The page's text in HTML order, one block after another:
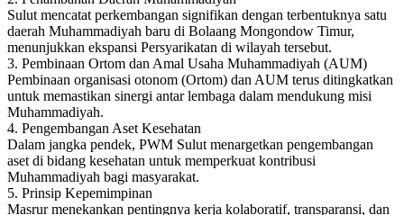
Sulut mencatat perkembangan signifikan dengan terbentuknya satu
daerah Muhammadiyah baru di Bolaang Mongondow Timur,
menunjukkan ekspansi Persyarikatan di wilayah tersebut.
3.⁠ ⁠Pembinaan Ortom dan Amal Usaha Muhammadiyah (AUM)
Pembinaan organisasi otonom (Ortom) dan AUM terus ditingkatkan
untuk memastikan sinergi antar lembaga dalam mendukung misi
Muhammadiyah.
4.⁠ ⁠Pengembangan Aset Kesehatan
Dalam jangka pendek, PWM Sulut menargetkan pengembangan
aset di bidang kesehatan untuk memperkuat kontribusi
Muhammadiyah bagi masyarakat.
5.⁠ ⁠Prinsip Kepemimpinan
Masrur menekankan pentingnya kerja kolaboratif, transparansi, dan